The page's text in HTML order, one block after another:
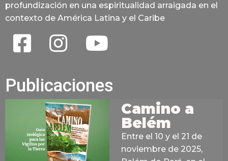
profundización en una espiritualidad arraigada en el
contexto de América Latina y el Caribe
Publicaciones
Camino a
Belém
Entre el 10 y el 21 de
noviembre de 2025,